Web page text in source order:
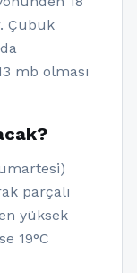
Çubuk
mb olması
parçalı
yüksek
19°C